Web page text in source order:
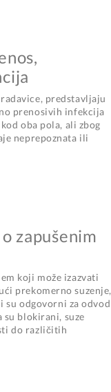
predstavljaju
prenosivih infekcija
oba pola, ali zbog
neprepoznata ili
zapušenim
koji može izazvati
prekomerno suzenje,
odgovorni za odvod
su blokirani, suze
do različitih